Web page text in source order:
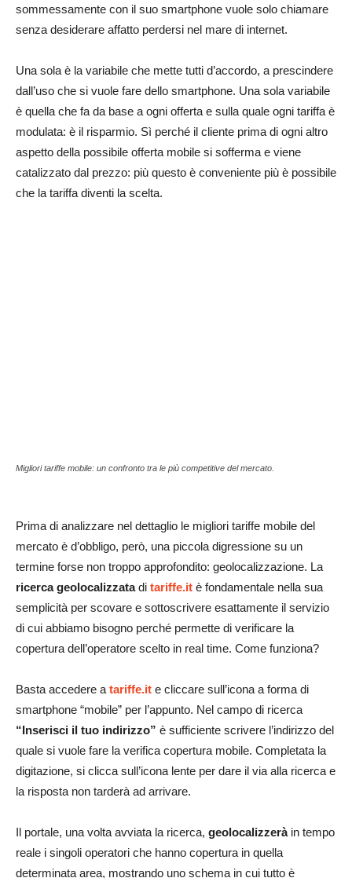
sommessamente con il suo smartphone vuole solo chiamare
senza desiderare affatto perdersi nel mare di internet.
Una sola è la variabile che mette tutti d’accordo, a prescindere
dall’uso che si vuole fare dello smartphone. Una sola variabile
è quella che fa da base a ogni offerta e sulla quale ogni tariffa è
modulata: è il risparmio. Sì perché il cliente prima di ogni altro
aspetto della possibile offerta mobile si sofferma e viene
catalizzato dal prezzo: più questo è conveniente più è possibile
che la tariffa diventi la scelta.
Migliori tariffe mobile: un confronto tra le più competitive del mercato.
Prima di analizzare nel dettaglio le migliori tariffe mobile del
mercato è d’obbligo, però, una piccola digressione su un
termine forse non troppo approfondito: geolocalizzazione. La
ricerca geolocalizzatadi tariffe.it è fondamentale nella sua
semplicità per scovare e sottoscrivere esattamente il servizio
di cui abbiamo bisogno perché permette di verificare la
copertura dell’operatore scelto in real time. Come funziona?
Basta accedere atariffe.it e cliccare sull’icona a forma di
smartphone “mobile” per l’appunto. Nel campo di ricerca
“Inserisci il tuo indirizzo” è sufficiente scrivere l’indirizzo del
quale si vuole fare la verifica copertura mobile. Completata la
digitazione, si clicca sull’icona lente per dare il via alla ricerca e
la risposta non tarderà ad arrivare.
Il portale, una volta avviata la ricerca, geolocalizzeràin tempo
reale i singoli operatori che hanno copertura in quella
determinata area, mostrando uno schema in cui tutto è